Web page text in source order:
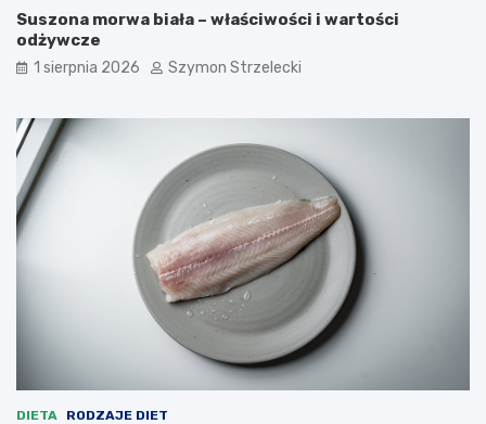
Suszona morwa biała – właściwości i wartości
odżywcze
1 sierpnia 2026 Szymon Strzelecki
DIETA RODZAJE DIET